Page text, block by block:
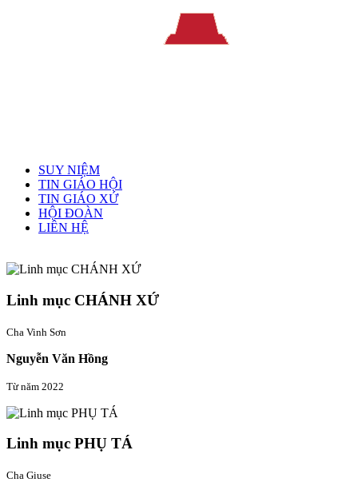
SUY NIỆM
TIN GIÁO HỘI
TIN GIÁO XỨ
HỘI ĐOÀN
LIÊN HỆ
Linh mục CHÁNH XỨ
Cha Vinh Sơn
Nguyễn Văn Hồng
Từ năm 2022
Linh mục PHỤ TÁ
Cha Giuse